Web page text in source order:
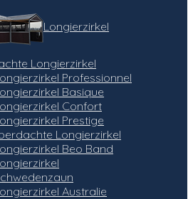
Longierzirkel
Longierzirkel
Professionnel
Basique
Confort
Prestige
Longierzirkel
Beo Band
Australie